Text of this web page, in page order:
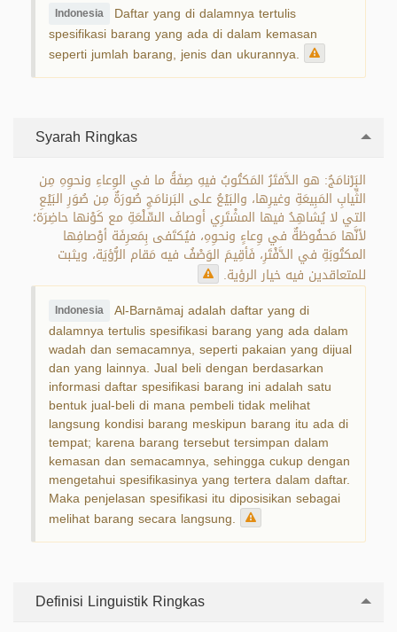
Indonesia Daftar yang di dalamnya tertulis
spesifikasi barang yang ada di dalam kemasan
seperti jumlah barang, jenis dan ukurannya.
Syarah Ringkas
البَرْنامَجُ: هو الدَّفتَرُ المَكتُوبُ فيهِ صِفَةُ ما في الوِعاءِ ونحوِهِ مِن
الثِّيابِ المَبِيعَةِ وغيرِها، والبَيْعُ على البَرنامَجِ صُورَةٌ مِن صُوَرِ البَيْعِ
التي لا يُشاهِدُ فيها المشْتَرِي أوصافَ السِّلْعَةِ مع كَوْنها حاضِرَة؛
لأنَّها مَحفُوظةٌ في وِعاءٍ ونحوِهِ، فيُكتَفى بِمَعرِفَة أوْصافِها
المكتُوبَةِ في الدَّفْتَرِ، فَأقِيمَ الوَصْفُ فيه مَقام الرُّؤيَة، ويثبت
للمتعاقدين فيه خيار الرؤية.
Indonesia Al-Barnāmaj adalah daftar yang di
dalamnya tertulis spesifikasi barang yang ada dalam
wadah dan semacamnya, seperti pakaian yang dijual
dan yang lainnya. Jual beli dengan berdasarkan
informasi daftar spesifikasi barang ini adalah satu
bentuk jual-beli di mana pembeli tidak melihat
langsung kondisi barang meskipun barang itu ada di
tempat; karena barang tersebut tersimpan dalam
kemasan dan semacamnya, sehingga cukup dengan
mengetahui spesifikasinya yang tertera dalam daftar.
Maka penjelasan spesifikasi itu diposisikan sebagai
melihat barang secara langsung.
Definisi Linguistik Ringkas